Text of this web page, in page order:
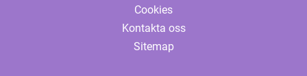
Cookies
Kontakta oss
Sitemap